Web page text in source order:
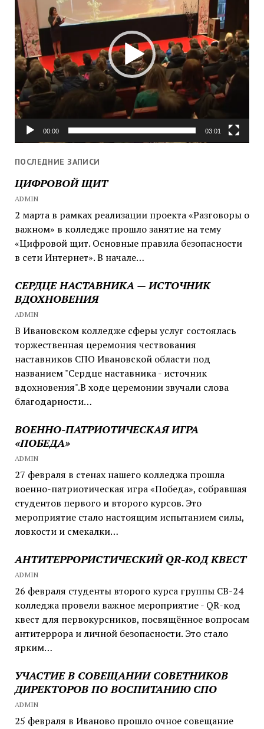
00:00 03:01
ПОСЛЕДНИЕ ЗАПИСИ
ЦИФРОВОЙ ЩИТ
ADMIN
2 марта в рамках реализации проекта «Разговоры о
важном» в колледже прошло занятие на тему
«Цифровой щит. Основные правила безопасности
в сети Интернет». В начале…
СЕРДЦЕ НАСТАВНИКА — ИСТОЧНИК
ВДОХНОВЕНИЯ
ADMIN
В Ивановском колледже сферы услуг состоялась
торжественная церемония чествования
наставников СПО Ивановской области под
названием "Сердце наставника - источник
вдохновения".В ходе церемонии звучали слова
благодарности…
ВОЕННО-ПАТРИОТИЧЕСКАЯ ИГРА
«ПОБЕДА»
ADMIN
27 февраля в стенах нашего колледжа прошла
военно-патриотическая игра «Победа», собравшая
студентов первого и второго курсов. Это
мероприятие стало настоящим испытанием силы,
ловкости и смекалки…
АНТИТЕРРОРИСТИЧЕСКИЙ QR-КОД КВЕСТ
ADMIN
26 февраля студенты второго курса группы СВ-24
колледжа провели важное мероприятие - QR-код
квест для первокурсников, посвящённое вопросам
антитеррора и личной безопасности. Это стало
ярким…
УЧАСТИЕ В СОВЕЩАНИИ СОВЕТНИКОВ
ДИРЕКТОРОВ ПО ВОСПИТАНИЮ СПО
ADMIN
25 февраля в Иваново прошло очное совещание